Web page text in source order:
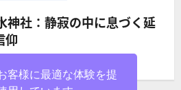
神社：静寂の中に息づく延
仰
客様に最適な体験を提